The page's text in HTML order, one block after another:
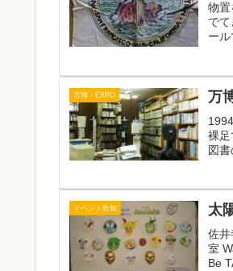
物
で
ー
万博・EXPO 万
裸
図
イベント告知 太
佐
室
Be